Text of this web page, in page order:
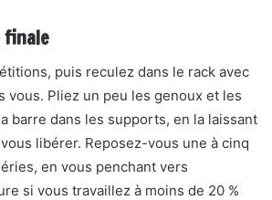
finale
puis reculez dans le rack avec
vous. Pliez un peu les genoux et les
barre dans les supports, en la laissant
libérer. Reposez-vous une à cinq
en vous penchant vers
si vous travaillez à moins de 20 %